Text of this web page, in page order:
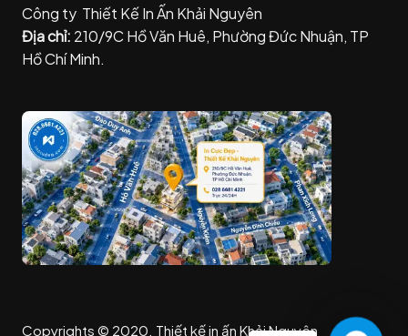
Công ty Thiết Kế In Ấn Khải Nguyên
Địa chỉ: 210/9C Hồ Văn Huê, Phường Đức Nhuận, TP
Hồ Chí Minh.
Copyrights © 2020. Thiết kế in ấn Khải Nguyên